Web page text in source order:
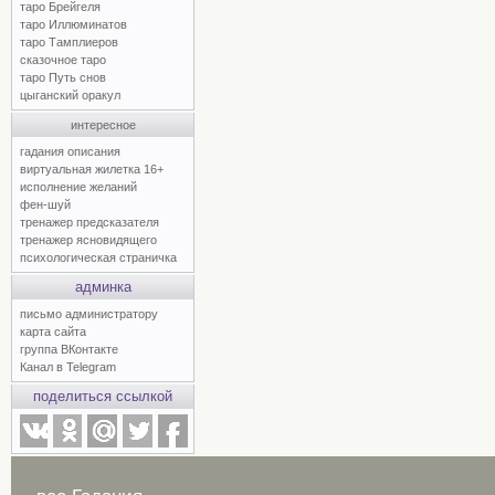
таро Брейгеля
таро Иллюминатов
таро Тамплиеров
сказочное таро
таро Путь снов
цыганский оракул
интересное
гадания описания
виртуальная жилетка 16+
исполнение желаний
фен-шуй
тренажер предсказателя
тренажер ясновидящего
психологическая страничка
админка
письмо администратору
карта сайта
группа ВКонтакте
Канал в Telegram
поделиться ссылкой